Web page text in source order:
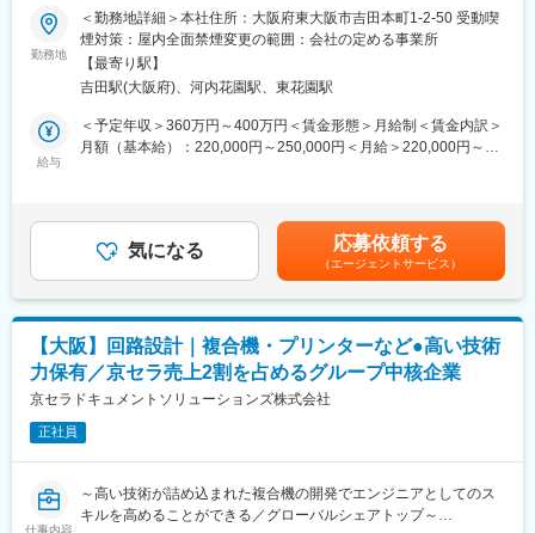
・年間休日125日、土日祝休み
・JRおおさか東線俊徳道駅徒歩6分／近鉄大阪線俊徳道駅徒歩6分
と駅近◎
・出張は年１~2回程度。（海外）
■キャリアパス：
ご本人の希望にもよりますが、マネジメントになっても
・国内向けオーブンレンジ生産において、国内シェア30%とトッ
プクラス。
共同開発体制を構築したり、製品コンセプトに基づいて全く一か
らの製品化を行うなど、開発の一端を担い、40年以上にわたる調
理家電の開発実績があります。
様々なニーズを抱えている市場に、柔軟な発想と適切な企画で信
頼を勝ち得ます。
・海外工場を含んだグループ全体で約1300名の従業員で、業務内
容は、商品企画・開発・設計・生産立ち上げ・貿易と多岐にわた
ります。
庫までの貿易と物流、アフターサービスに至るまで、クリスタル
電器はモノづくりのすべてに関わっています。
大手家電メーカーからOEM受注を受け開発する「リモコン事業
部」と、「世界のSANWA」のネーミングで知られる「ラジコン事
業部」の2軸を事業展開している当社。そんな当社の技術部におい
て回路設計担当としてご活躍頂ける方を募集致します。
■業務内容：
大手家電メーカーのエアコン等の家電用リモコン、大手住設メー
《具体的には》
・電子回路設計の担当者が、機械設計者と連携して一つの製品を
（担当する機器の種類により業務内容は多岐に渡ります）
・同時並行案件数：約1～2件
■魅力：
開発設計は営業と一緒になってお客様の声を聞き、企画・提案し
ます。設計書ができれば自社工場の部隊に試作品の依頼を行い、
最終的に納品まで立ち会うことが可能です。手掛けた製品を見た
お客様が感動してくれる。開発者冥利に尽きる環境が、あなたを
待っています！設計者としてやりがいが欲しい方はぜひ
勤務地
＜勤務地詳細＞本社住所：大阪府東大阪市吉田本町1-2-50 受動喫
煙対策：屋内全面禁煙変更の範囲：会社の定める事業所
【最寄り駅】
吉田駅(大阪府)、河内花園駅、東花園駅
給与
＜予定年収＞360万円～400万円＜賃金形態＞月給制＜賃金内訳＞
月額（基本給）：220,000円～250,000円＜月給＞220,000円～
あくまでも目安の金額であり、選考を通じて上下する可能性があ
ります。月給(月額)は固定手当を含めた表記です。
気になる 応募依頼する
（エージェントサービス）
【大阪】回路設計｜複合機・プリンターなど●高い技術
力保有／京セラ売上2割を占めるグループ中核企業
京セラドキュメントソリューションズ株式会社
正社員
仕事内容
～高い技術が詰め込まれた複合機の開発でエンジニアとしてのス
キルを高めることができる／グローバルシェアトップ～